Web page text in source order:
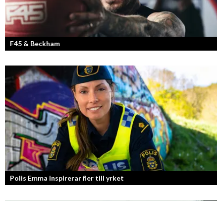
F45 & Beckham
F45 Training med partners som bland annat Mark Wahlberg och
David Beckham i spetsen har nått stora framgångar med sina
träningsstudios...
Polis Emma inspirerar fler till yrket